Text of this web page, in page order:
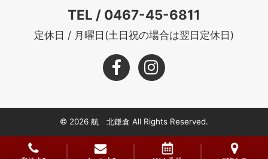
TEL / 0467-45-6811
定休日 / 月曜日(土日祝の場合は翌日定休日)
© 2026 航 北鎌倉 All Rights Reserved.